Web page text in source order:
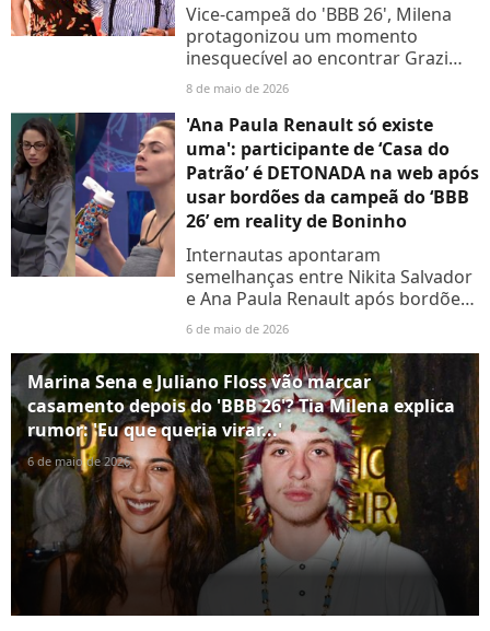
Vice-campeã do 'BBB 26', Milena
protagonizou um momento
inesquecível ao encontrar Grazi
Massafera, a icônica ex-BBB 5, pela
primeira vez. Assista!
8 de maio de 2026
'Ana Paula Renault só existe
uma': participante de ‘Casa do
Patrão’ é DETONADA na web após
usar bordões da campeã do ‘BBB
26’ em reality de Boninho
Internautas apontaram
semelhanças entre Nikita Salvador
e Ana Paula Renault após bordões,
trejeitos e atitudes no reality.
Entenda!
6 de maio de 2026
Marina Sena e Juliano Floss vão marcar
casamento depois do 'BBB 26'? Tia Milena explica
rumor: 'Eu que queria virar...'
6 de maio de 2026